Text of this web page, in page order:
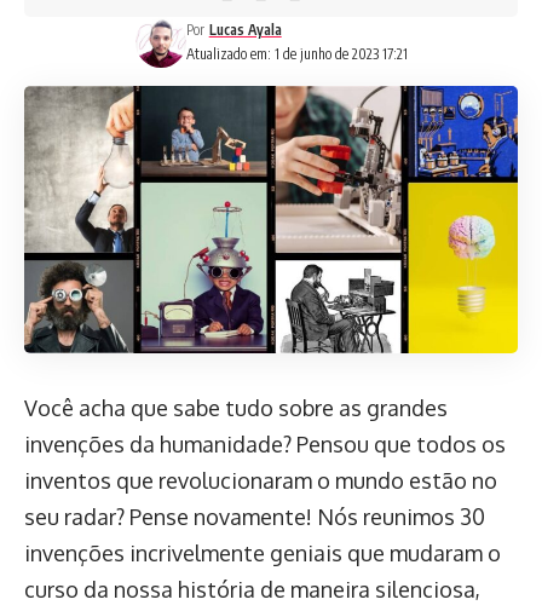
Atualizado em: 1 de junho de 2023 17:21
Por Lucas Ayala
Você acha que sabe tudo sobre as grandes
invenções da humanidade? Pensou que todos os
inventos que revolucionaram o mundo estão no
seu radar? Pense novamente! Nós reunimos 30
invenções incrivelmente geniais que mudaram o
curso da nossa história de maneira silenciosa,